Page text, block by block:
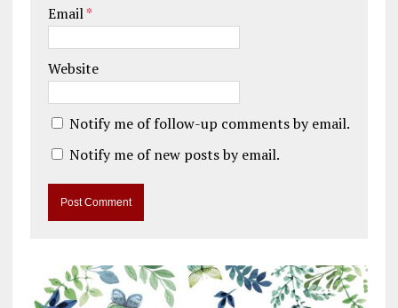
Email*
Website
Notify me of follow-up comments by email.
Notify me of new posts by email.
t
e